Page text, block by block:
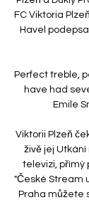
FC Viktoria
Havel
Perfect treble,
have had
Emile
Viktorii Plzeň
živě jej
televizi, přímý
"České Stream
Praha můžete